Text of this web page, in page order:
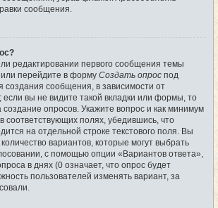
сообщения.
редактировании первого сообщения темы
перейдите в форму Создать опрос под
сообщения, в зависимости от
если вы не видите такой вкладки или формы, то
опросов. Укажите вопрос и как минимум
соответствующих полях, убедившись, что
на отдельной строке текстового поля. Вы
вариантов, которые могут выбрать
с помощью опции «Вариантов ответа»,
в днях (0 означает, что опрос будет
пользователей изменять вариант, за